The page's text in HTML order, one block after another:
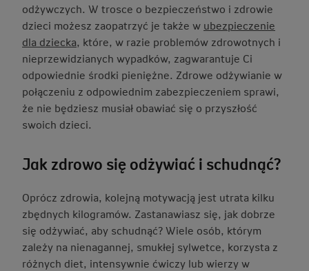
odżywczych. W trosce o bezpieczeństwo i zdrowie
dzieci możesz zaopatrzyć je także w ubezpieczenie
dla dziecka, które, w razie problemów zdrowotnych i
nieprzewidzianych wypadków, zagwarantuje Ci
odpowiednie środki pieniężne. Zdrowe odżywianie w
połączeniu z odpowiednim zabezpieczeniem sprawi,
że nie będziesz musiał obawiać się o przyszłość
swoich dzieci.
Jak zdrowo się odżywiać i schudnąć?
Oprócz zdrowia, kolejną motywacją jest utrata kilku
zbędnych kilogramów. Zastanawiasz się, jak dobrze
się odżywiać, aby schudnąć? Wiele osób, którym
zależy na nienagannej, smukłej sylwetce, korzysta z
różnych diet, intensywnie ćwiczy lub wierzy w